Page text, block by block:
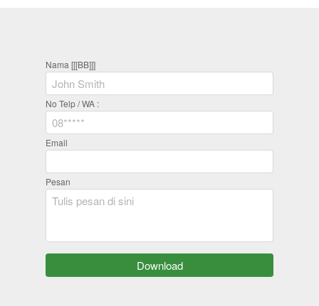
Nama [[[BB]]]
No Telp / WA :
Email
Pesan
`Download